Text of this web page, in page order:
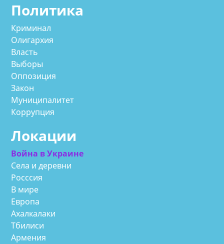
Политика
Криминал
Олигархия
Власть
Выборы
Оппозиция
Закон
Муниципалитет
Коррупция
Локации
Война в Украине
Села и деревни
Росссия
В мире
Европа
Ахалкалаки
Тбилиси
Армения